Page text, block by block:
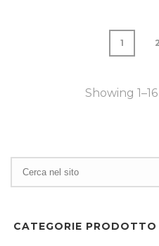
1 2
Showing
CATEGORIE PRODOTTO